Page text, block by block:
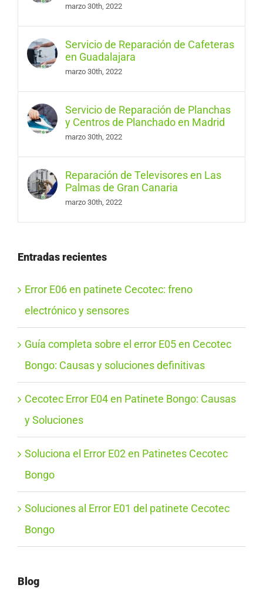
marzo 30th, 2022
Servicio de Reparación de Cafeteras
en Guadalajara
marzo 30th, 2022
Servicio de Reparación de Planchas
y Centros de Planchado en Madrid
marzo 30th, 2022
Reparación de Televisores en Las
Palmas de Gran Canaria
marzo 30th, 2022
Entradas recientes
Error E06 en patinete Cecotec: freno
electrónico y sensores
Guía completa sobre el error E05 en Cecotec
Bongo: Causas y soluciones definitivas
Cecotec Error E04 en Patinete Bongo: Causas
y Soluciones
Soluciona el Error E02 en Patinetes Cecotec
Bongo
Soluciones al Error E01 del patinete Cecotec
Bongo
Blog